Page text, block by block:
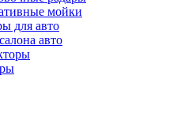
мойки
для авто
авто